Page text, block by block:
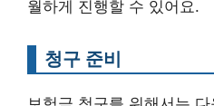
월하게 진행할 수 있어요.
청구 준비